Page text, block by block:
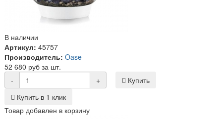
В наличии
Артикул: 45757
Производитель: Oase
52 680 руб за шт.
-
+
Купить
Купить в 1 клик
Товар добавлен в корзину